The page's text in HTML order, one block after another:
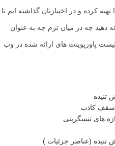
کرده و در اختیارتان گذاشته ایم تا
دهید چه در میان ترم چه به عنوان
لیست پاورپوینت های ارائه شده در وب
تنیده
سقف کاذب
های تنسگریتی
تنیده (عناصر جزئیات )